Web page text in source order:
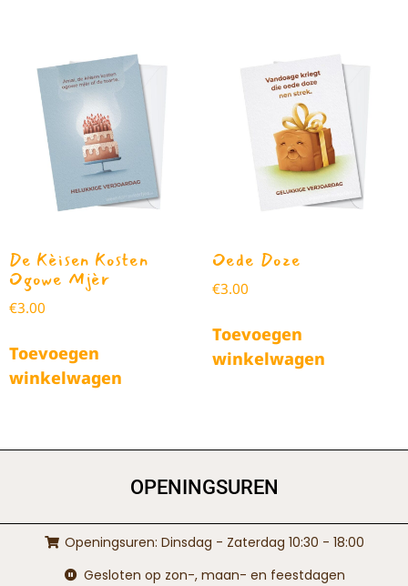
De Kèisen Kosten
Ogowe Mjèr
€3.00
Toevoegen
winkelwagen
Oede Doze
€3.00
Toevoegen
winkelwagen
OPENINGSUREN
Openingsuren: Dinsdag - Zaterdag 10:30 - 18:00
Gesloten op zon-, maan- en feestdagen